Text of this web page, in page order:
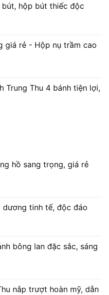
hộp bút thiếc độc
giá rẻ - Hộp nụ trầm cao
Trung Thu 4 bánh tiện lợi,
hồ sang trọng, giá rẻ
dương tinh tế, độc đáo
bông lan đặc sắc, sáng
nắp trượt hoàn mỹ, dẫn